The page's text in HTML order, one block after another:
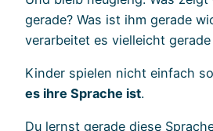
gerade? Was ist ihm gerade
verarbeitet es vielleicht
Kinder spielen nicht einfach
es ihre Sprache ist.
Du lernst gerade diese